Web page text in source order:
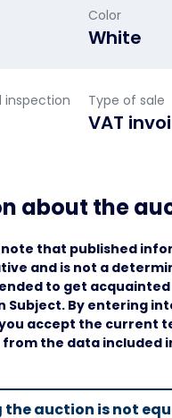
Color
White
Type of sale
VAT
about the
note that published
and is not a
to get
Subject. By entering
accept the current
the data included
the auction is not